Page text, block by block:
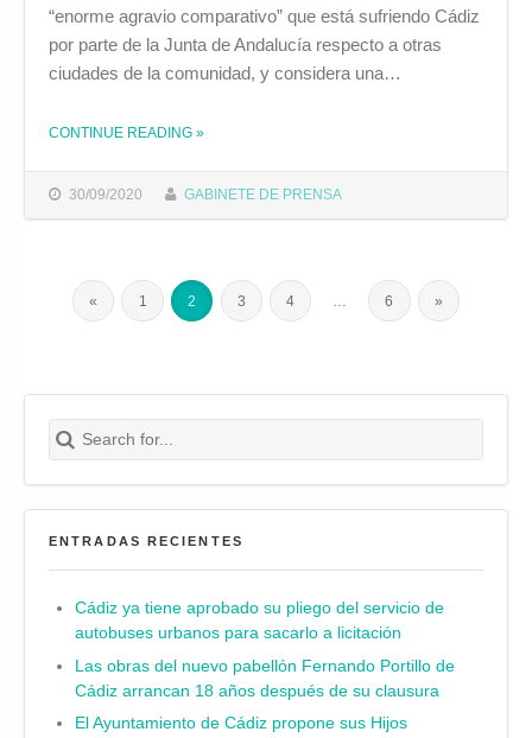
30/09/2020 GABINETE DE PRENSA
“enorme agravio comparativo” que está sufriendo Cádiz
por parte de la Junta de Andalucía respecto a otras
ciudades de la comunidad, y considera una…
CONTINUE READING »
« 1 2 3 4 6 »
Search for:
Buscar
ENTRADAS RECIENTES
Cádiz ya tiene aprobado su pliego del servicio de
autobuses urbanos para sacarlo a licitación
Las obras del nuevo pabellón Fernando Portillo de
Cádiz arrancan 18 años después de su clausura
El Ayuntamiento de Cádiz propone sus Hijos